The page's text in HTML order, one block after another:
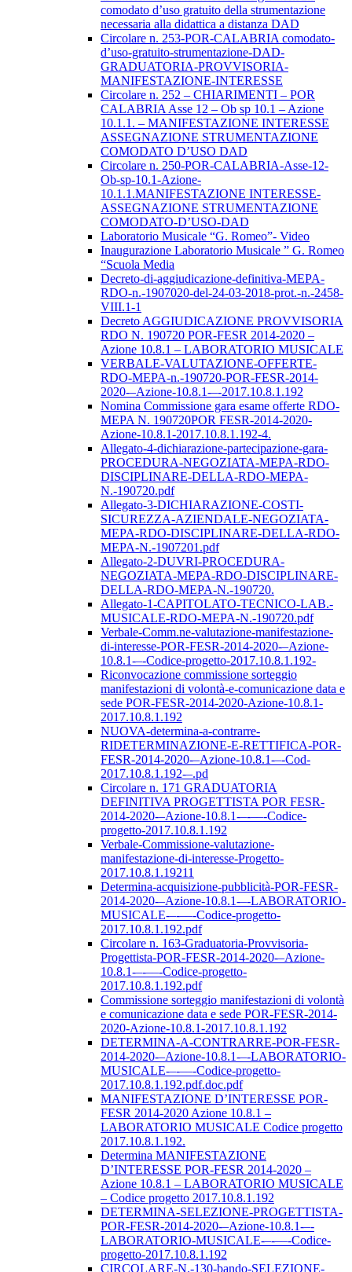
comodato d’uso gratuito della strumentazione
necessaria alla didattica a distanza DAD
Circolare n. 253-POR-CALABRIA comodato-
d’uso-gratuito-strumentazione-DAD-
GRADUATORIA-PROVVISORIA-
MANIFESTAZIONE-INTERESSE
Circolare n. 252 – CHIARIMENTI – POR
CALABRIA Asse 12 – Ob sp 10.1 – Azione
10.1.1. – MANIFESTAZIONE INTERESSE
ASSEGNAZIONE STRUMENTAZIONE
COMODATO D’USO DAD
Circolare n. 250-POR-CALABRIA-Asse-12-
Ob-sp-10.1-Azione-
10.1.1.MANIFESTAZIONE INTERESSE-
ASSEGNAZIONE STRUMENTAZIONE
COMODATO-D’USO-DAD
Laboratorio Musicale “G. Romeo”- Video
Inaugurazione Laboratorio Musicale ” G. Romeo
“Scuola Media
Decreto-di-aggiudicazione-definitiva-MEPA-
RDO-n.-1907020-del-24-03-2018-prot.-n.-2458-
VIII.1-1
Decreto AGGIUDICAZIONE PROVVISORIA
RDO N. 190720 POR-FESR 2014-2020 –
Azione 10.8.1 – LABORATORIO MUSICALE
VERBALE-VALUTAZIONE-OFFERTE-
RDO-MEPA-n.-190720-POR-FESR-2014-
2020-–Azione-10.8.1-–-2017.10.8.1.192
Nomina Commissione gara esame offerte RDO-
MEPA N. 190720POR FESR-2014-2020-
Azione-10.8.1-2017.10.8.1.192-4.
Allegato-4-dichiarazione-partecipazione-gara-
PROCEDURA-NEGOZIATA-MEPA-RDO-
DISCIPLINARE-DELLA-RDO-MEPA-
N.-190720.pdf
Allegato-3-DICHIARAZIONE-COSTI-
SICUREZZA-AZIENDALE-NEGOZIATA-
MEPA-RDO-DISCIPLINARE-DELLA-RDO-
MEPA-N.-1907201.pdf
Allegato-2-DUVRI-PROCEDURA-
NEGOZIATA-MEPA-RDO-DISCIPLINARE-
DELLA-RDO-MEPA-N.-190720.
Allegato-1-CAPITOLATO-TECNICO-LAB.-
MUSICALE-RDO-MEPA-N.-190720.pdf
Verbale-Comm.ne-valutazione-manifestazione-
di-interesse-POR-FESR-2014-2020-–Azione-
10.8.1-–-Codice-progetto-2017.10.8.1.192-
Riconvocazione commissione sorteggio
manifestazioni di volontà-e-comunicazione data e
sede POR-FESR-2014-2020-Azione-10.8.1-
2017.10.8.1.192
NUOVA-determina-a-contrarre-
RIDETERMINAZIONE-E-RETTIFICA-POR-
FESR-2014-2020-–Azione-10.8.1-–-Cod-
2017.10.8.1.192-–.pd
Circolare n. 171 GRADUATORIA
DEFINITIVA PROGETTISTA POR FESR-
2014-2020-–Azione-10.8.1-–-––-Codice-
progetto-2017.10.8.1.192
Verbale-Commissione-valutazione-
manifestazione-di-interesse-Progetto-
2017.10.8.1.19211
Determina-acquisizione-pubblicità-POR-FESR-
2014-2020-–Azione-10.8.1-–-LABORATORIO-
MUSICALE-–-––-Codice-progetto-
2017.10.8.1.192.pdf
Circolare n. 163-Graduatoria-Provvisoria-
Progettista-POR-FESR-2014-2020-–Azione-
10.8.1-–-––-Codice-progetto-
2017.10.8.1.192.pdf
Commissione sorteggio manifestazioni di volontà
e comunicazione data e sede POR-FESR-2014-
2020-Azione-10.8.1-2017.10.8.1.192
DETERMINA-A-CONTRARRE-POR-FESR-
2014-2020-–Azione-10.8.1-–-LABORATORIO-
MUSICALE-–-––-Codice-progetto-
2017.10.8.1.192.pdf.doc.pdf
MANIFESTAZIONE D’INTERESSE POR-
FESR 2014-2020 Azione 10.8.1 –
LABORATORIO MUSICALE Codice progetto
2017.10.8.1.192.
Determina MANIFESTAZIONE
D’INTERESSE POR-FESR 2014-2020 –
Azione 10.8.1 – LABORATORIO MUSICALE
– Codice progetto 2017.10.8.1.192
DETERMINA-SELEZIONE-PROGETTISTA-
POR-FESR-2014-2020-–Azione-10.8.1-–-
LABORATORIO-MUSICALE-–-––-Codice-
progetto-2017.10.8.1.192
CIRCOLARE-N.-130-bando-SELEZIONE-